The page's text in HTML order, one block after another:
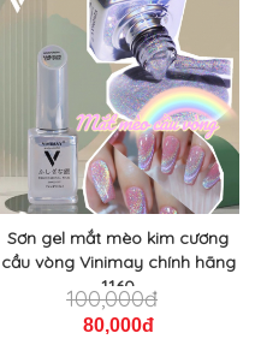
Sơn gel mắt mèo kim cương
cầu vòng Vinimay chính hãng
1160
100,000đ
80,000đ